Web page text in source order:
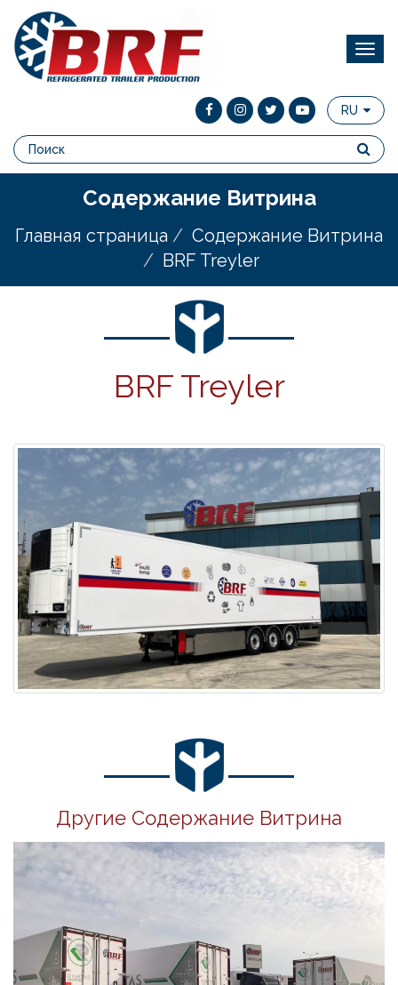
RU
Содержание Витрина
Главная страница
Содержание Витрина
BRF Treyler
BRF Treyler
Другие Содержание Витрина